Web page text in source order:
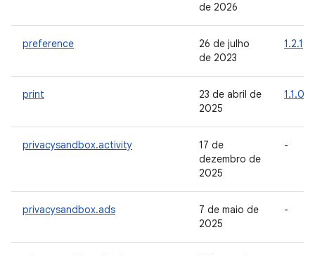
de 2026
preference
26 de julho
de 2023
1.2.1
print
23 de abril de
2025
1.1.0
privacysandbox.activity
17 de
dezembro de
2025
-
privacysandbox.ads
7 de maio de
2025
-